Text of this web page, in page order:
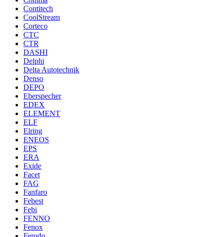
Contitech
CoolStream
Corteco
CTC
CTR
DASHI
Delphi
Delta Autotechnik
Denso
DEPO
Eberspecher
EDEX
ELEMENT
ELF
Elring
ENEOS
EPS
ERA
Exide
Facet
FAG
Fanfaro
Febest
Febi
FENNO
Fenox